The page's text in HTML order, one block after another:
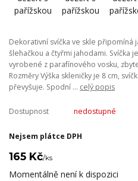
Dekorativní svíčka ve skle
šlehačkou a čtyřmi jahodami. Svíčka
vyrobené z parafínového vosku,
Rozměry Výška skleničky je 8 cm,
převyšuje. Spodní ... celý popis
Dostupnost nedostupné
Nejsem plátce DPH
165 Kč/ks
Momentálně není k dispozici